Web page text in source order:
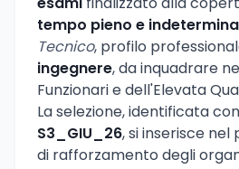
tempo pieno e
Tecnico, profilo
ingegnere, da inquadrare
Funzionari e dell'Elevata
La selezione, identificata
S3_GIU_26, si inserisce nel
di rafforzamento degli